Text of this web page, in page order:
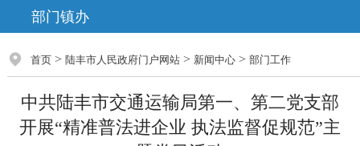
部门镇办
首页> 陆丰市人民政府门户网站> 新闻中心> 部门工作
中共陆丰市交通运输局第一、第二党支部
开展“精准普法进企业 执法监督促规范”主